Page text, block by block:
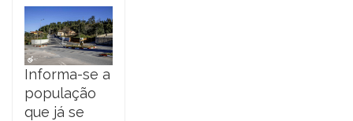
Informa-se a
população
que já se